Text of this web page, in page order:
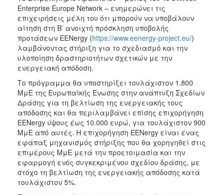
Enterprise Europe Network – ενημερώνει τις
επιχειρήσεις μέλη του ότι μπορούν να υποβάλουν
αίτηση στη Β’ ανοιχτή πρόσκληση υποβολής
προτάσεων EENergy (https://www.eenergy-project.eu/)
λαμβάνοντας στήριξη για το σχεδιασμό και την
υλοποίηση δραστηριοτήτων σχετικών με την
ενεργειακή απόδοση.
Το πρόγραμμα θα υποστηρίξει τουλάχιστον 1.800
ΜμΕ της Ευρωπαϊκής Ένωσης στην ανάπτυξη Σχεδίων
Δράσης για τη βελτίωση της ενεργειακής τους
απόδοσης και θα περιλαμβάνει επίσης επιχορήγηση
EENergy ύψους έως 10.000 ευρώ, για τουλάχιστον 900
ΜμΕ από αυτές. Η επιχορήγηση EENergy είναι ένας
εφάπαξ μηχανισμός στήριξης που θα χορηγηθεί στις
επιμέρους ΜμΕ μετά την προετοιμασία και την
εφαρμογή ενός συγκεκριμένου σχεδίου δράσης, με
στόχο τη βελτίωση της ενεργειακής απόδοσης κατά
τουλάχιστον 5%.